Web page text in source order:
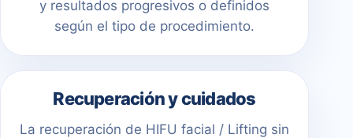
y resultados progresivos o definidos
según el tipo de procedimiento.
Recuperación y cuidados
La recuperación de HIFU facial / Lifting sin